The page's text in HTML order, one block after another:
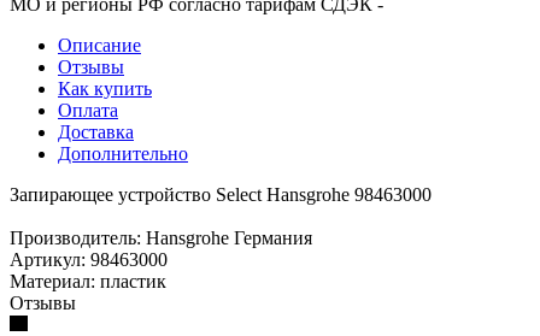
Описание
Отзывы
Как купить
Оплата
Доставка
Дополнительно
Запирающее устройство Select Hansgrohe 98463000
Производитель: Hansgrohe Германия
Артикул: 98463000
Материал: пластик
Отзывы